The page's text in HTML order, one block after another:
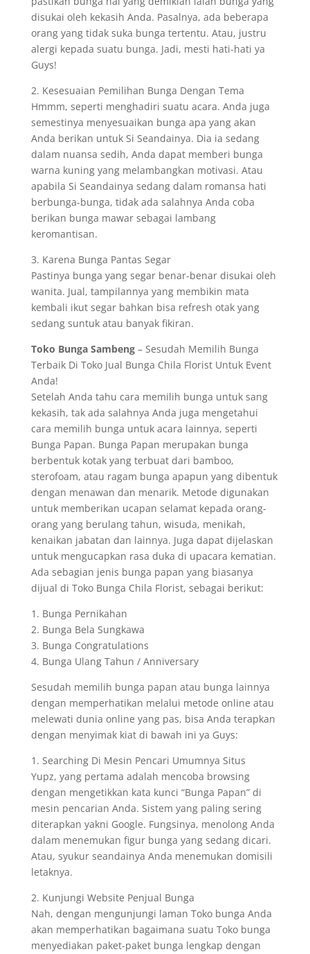
disukai oleh kekasih Anda. Pasalnya, ada beberapa
orang yang tidak suka bunga tertentu. Atau, justru
alergi kepada suatu bunga. Jadi, mesti hati-hati ya
Guys!
2. Kesesuaian Pemilihan Bunga Dengan Tema
Hmmm, seperti menghadiri suatu acara. Anda juga
semestinya menyesuaikan bunga apa yang akan
Anda berikan untuk Si Seandainya. Dia ia sedang
dalam nuansa sedih, Anda dapat memberi bunga
warna kuning yang melambangkan motivasi. Atau
apabila Si Seandainya sedang dalam romansa hati
berbunga-bunga, tidak ada salahnya Anda coba
berikan bunga mawar sebagai lambang
keromantisan.
3. Karena Bunga Pantas Segar
Pastinya bunga yang segar benar-benar disukai oleh
wanita. Jual, tampilannya yang membikin mata
kembali ikut segar bahkan bisa refresh otak yang
sedang suntuk atau banyak fikiran.
Toko Bunga Sambeng– Sesudah Memilih Bunga
Terbaik Di Toko Jual Bunga Chila Florist Untuk Event
Anda!
Setelah Anda tahu cara memilih bunga untuk sang
kekasih, tak ada salahnya Anda juga mengetahui
cara memilih bunga untuk acara lainnya, seperti
Bunga Papan. Bunga Papan merupakan bunga
berbentuk kotak yang terbuat dari bamboo,
sterofoam, atau ragam bunga apapun yang dibentuk
dengan menawan dan menarik. Metode digunakan
untuk memberikan ucapan selamat kepada orang-
orang yang berulang tahun, wisuda, menikah,
kenaikan jabatan dan lainnya. Juga dapat dijelaskan
untuk mengucapkan rasa duka di upacara kematian.
Ada sebagian jenis bunga papan yang biasanya
dijual di Toko Bunga Chila Florist, sebagai berikut:
1. Bunga Pernikahan
2. Bunga Bela Sungkawa
3. Bunga Congratulations
4. Bunga Ulang Tahun / Anniversary
Sesudah memilih bunga papan atau bunga lainnya
dengan memperhatikan melalui metode online atau
melewati dunia online yang pas, bisa Anda terapkan
dengan menyimak kiat di bawah ini ya Guys:
1. Searching Di Mesin Pencari Umumnya Situs
Yupz, yang pertama adalah mencoba browsing
dengan mengetikkan kata kunci “Bunga Papan” di
mesin pencarian Anda. Sistem yang paling sering
diterapkan yakni Google. Fungsinya, menolong Anda
dalam menemukan figur bunga yang sedang dicari.
Atau, syukur seandainya Anda menemukan domisili
letaknya.
2. Kunjungi Website Penjual Bunga
Nah, dengan mengunjungi laman Toko bunga Anda
akan memperhatikan bagaimana suatu Toko bunga
menyediakan paket-paket bunga lengkap dengan